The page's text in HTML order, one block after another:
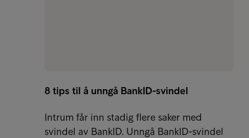
8 tips til å unngå BankID-svindel
Intrum får inn stadig flere saker med
svindel av BankID. Unngå BankID-svindel